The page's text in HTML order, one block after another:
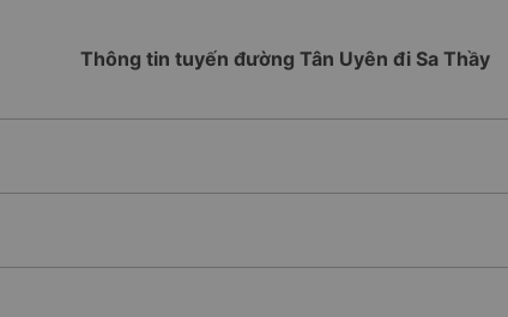
Thông tin tuyến đường Tân Uyên đi Sa Thầy